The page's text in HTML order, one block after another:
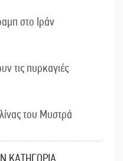
στο Ιράν
τις πυρκαγιές
του Μυστρά
ΚΑΤΗΓΟΡΙΑ